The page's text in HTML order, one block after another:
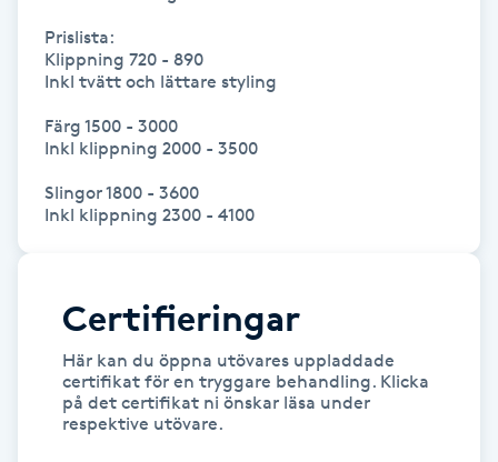
Herrklippning
Hollywood Peel
Hot Stone Massage
Huduppstramning
Prislista:
Klippning 720 - 890
Inkl tvätt och lättare styling
Färg 1500 - 3000
Inkl klippning 2000 - 3500
Slingor 1800 - 3600
Inkl klippning 2300 - 4100
Certifieringar
Här kan du öppna utövares uppladdade
certifikat för en tryggare behandling. Klicka
på det certifikat ni önskar läsa under
respektive utövare.